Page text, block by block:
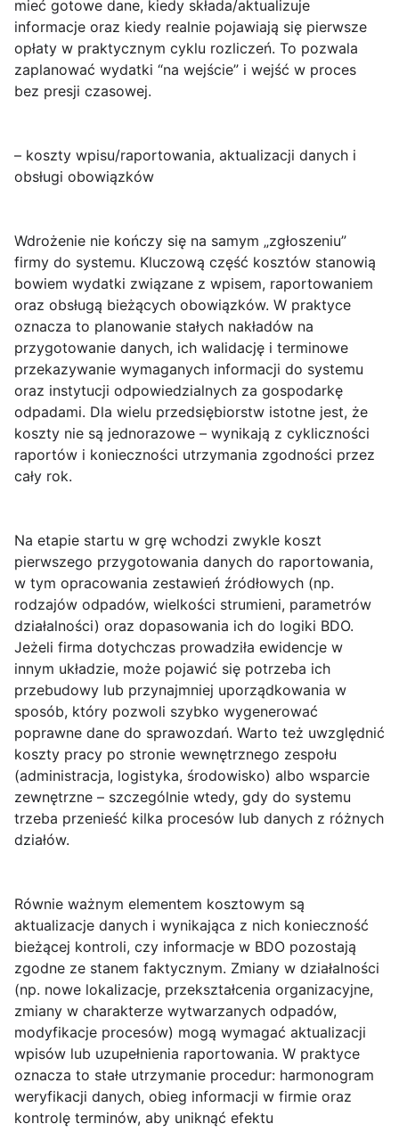
mieć gotowe dane, kiedy składa/aktualizuje
informacje oraz kiedy realnie pojawiają się pierwsze
opłaty w praktycznym cyklu rozliczeń. To pozwala
zaplanować wydatki “na wejście” i wejść w proces
bez presji czasowej.
– koszty wpisu/raportowania, aktualizacji danych i
obsługi obowiązków
Wdrożenie nie kończy się na samym „zgłoszeniu”
firmy do systemu. Kluczową część kosztów stanowią
bowiem wydatki związane z wpisem, raportowaniem
oraz obsługą bieżących obowiązków. W praktyce
oznacza to planowanie stałych nakładów na
przygotowanie danych, ich walidację i terminowe
przekazywanie wymaganych informacji do systemu
oraz instytucji odpowiedzialnych za gospodarkę
odpadami. Dla wielu przedsiębiorstw istotne jest, że
koszty nie są jednorazowe – wynikają z cykliczności
raportów i konieczności utrzymania zgodności przez
cały rok.
Na etapie startu w grę wchodzi zwykle koszt
pierwszego przygotowania danych do raportowania,
w tym opracowania zestawień źródłowych (np.
rodzajów odpadów, wielkości strumieni, parametrów
działalności) oraz dopasowania ich do logiki BDO.
Jeżeli firma dotychczas prowadziła ewidencje w
innym układzie, może pojawić się potrzeba ich
przebudowy lub przynajmniej uporządkowania w
sposób, który pozwoli szybko wygenerować
poprawne dane do sprawozdań. Warto też uwzględnić
koszty pracy po stronie wewnętrznego zespołu
(administracja, logistyka, środowisko) albo wsparcie
zewnętrzne – szczególnie wtedy, gdy do systemu
trzeba przenieść kilka procesów lub danych z różnych
działów.
Równie ważnym elementem kosztowym są
aktualizacje danych i wynikająca z nich konieczność
bieżącej kontroli, czy informacje w BDO pozostają
zgodne ze stanem faktycznym. Zmiany w działalności
(np. nowe lokalizacje, przekształcenia organizacyjne,
zmiany w charakterze wytwarzanych odpadów,
modyfikacje procesów) mogą wymagać aktualizacji
wpisów lub uzupełnienia raportowania. W praktyce
oznacza to stałe utrzymanie procedur: harmonogram
weryfikacji danych, obieg informacji w firmie oraz
kontrolę terminów, aby uniknąć efektu